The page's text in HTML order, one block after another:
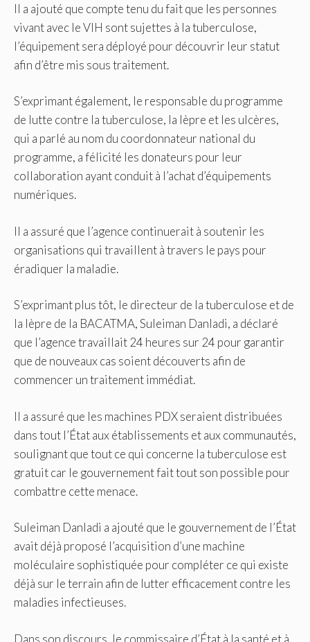
Il a ajouté que compte tenu du fait que les personnes
vivant avec le VIH sont sujettes à la tuberculose,
l’équipement sera déployé pour découvrir leur statut
afin d’être mis sous traitement.
S’exprimant également, le responsable du programme
de lutte contre la tuberculose, la lèpre et les ulcères,
qui a parlé au nom du coordonnateur national du
programme, a félicité les donateurs pour leur
collaboration ayant conduit à l’achat d’équipements
numériques.
Il a assuré que l’agence continuerait à soutenir les
organisations qui travaillent à travers le pays pour
éradiquer la maladie.
S’exprimant plus tôt, le directeur de la tuberculose et de
la lèpre de la BACATMA, Suleiman Danladi, a déclaré
que l’agence travaillait 24 heures sur 24 pour garantir
que de nouveaux cas soient découverts afin de
commencer un traitement immédiat.
Il a assuré que les machines PDX seraient distribuées
dans tout l’État aux établissements et aux communautés,
soulignant que tout ce qui concerne la tuberculose est
gratuit car le gouvernement fait tout son possible pour
combattre cette menace.
Suleiman Danladi a ajouté que le gouvernement de l’État
avait déjà proposé l’acquisition d’une machine
moléculaire sophistiquée pour compléter ce qui existe
déjà sur le terrain afin de lutter efficacement contre les
maladies infectieuses.
Dans son discours, le commissaire d’État à la santé et à